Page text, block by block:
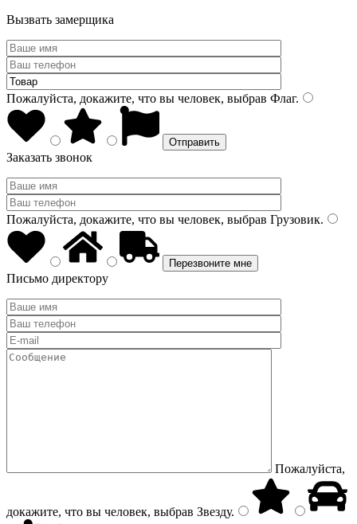
Вызвать замерщика
Пожалуйста, докажите, что вы человек, выбрав Флаг.
Заказать звонок
Пожалуйста, докажите, что вы человек, выбрав Грузовик.
Письмо директору
Пожалуйста,
докажите, что вы человек, выбрав Звезду.